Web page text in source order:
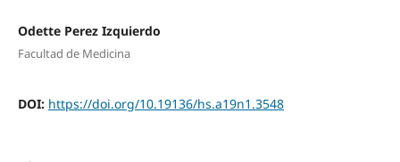
Odette Perez Izquierdo
Facultad de Medicina
DOI: https://doi.org/10.19136/hs.a19n1.3548